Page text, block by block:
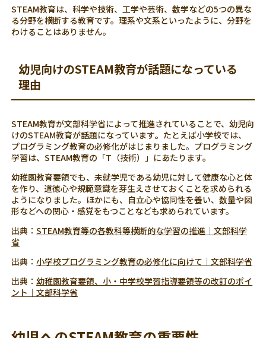
STEAM教育は、科学や技術、工学や芸術、数学などの5つの異な
る分野を横断する教育です。理系や文系といったように、分野を
わけることはありません。
幼児向けのSTEAM教育が話題になっている
理由
STEAM教育が文部科学省によって推進されていることで、幼児向
けのSTEAM教育が話題になっています。 たとえば小学校では、
プログラミング教育の必修化がはじまりました。プログラミング
学習は、STEAM教育の「T（技術）」にあたります。
幼稚園教育要領でも、未就学児である幼児に対して健康な心と体
を作り、道徳心や規範意識を芽生えさせておくことを求められる
ようになりました。ほかにも、自立心や協同性を養い、数量や図
形などへの関心・感覚をもつことなども求められています。
出典：STEAM教育等の各教科等横断的な学習の推進｜文部科学
省
出典：小学校プログラミング教育の必修化に向けて｜文部科学省
出典：幼稚園教育要領、小・中学校学習指導要領等の改訂のポイ
ント｜文部科学省